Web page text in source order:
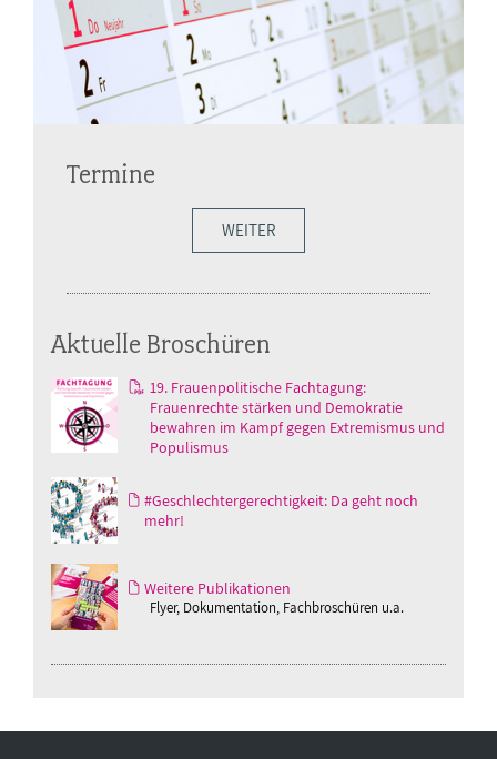
Termine
WEITER
Aktuelle Broschüren
19. Frauenpolitische Fachtagung:
Frauenrechte stärken und Demokratie
bewahren im Kampf gegen Extremismus und
Populismus
#Geschlechtergerechtigkeit: Da geht noch
mehr!
Weitere Publikationen
Flyer, Dokumentation, Fachbroschüren u.a.